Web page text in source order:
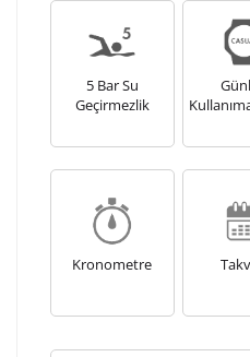
Lütfen font seçiniz
Kişiselleştirilmiş ürünlerin
sebebi ile 1-2 iş günü
5 Bar Su
Geçirmezlik
Kronometre